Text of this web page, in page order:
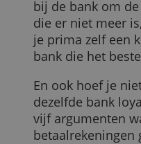
Wie een
openen, doet
bij de bank om
die er niet
je prima zelf
bank die het